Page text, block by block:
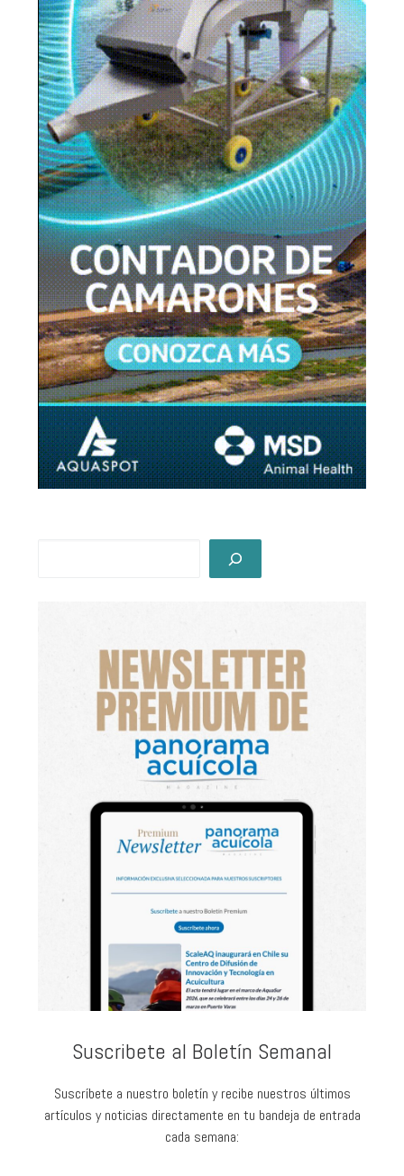
Suscribete al Boletín Semanal
Suscríbete a nuestro boletín y recibe nuestros últimos
artículos y noticias directamente en tu bandeja de entrada
cada semana: